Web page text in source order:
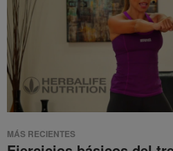
MÁS RECIENTES